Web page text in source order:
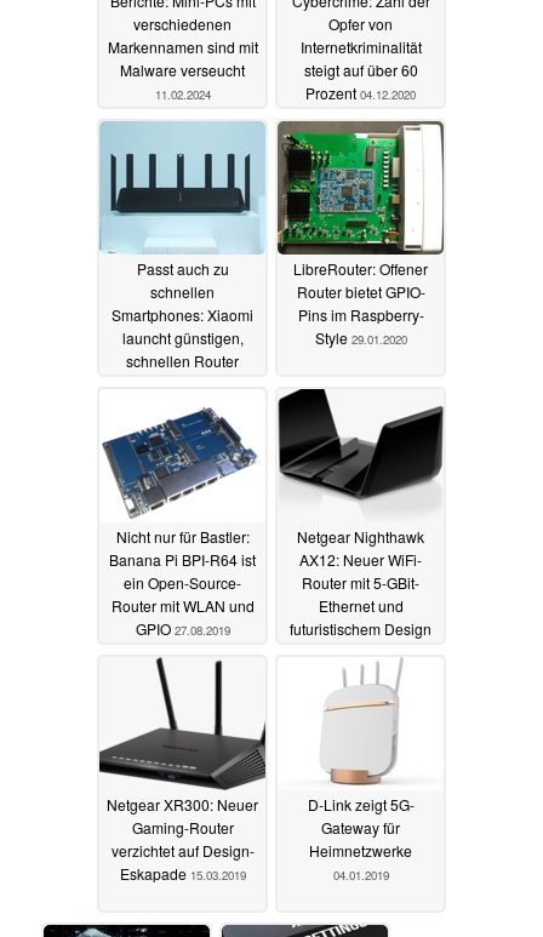
verschiedenen
Markennamen sind mit
Malware verseucht
11.02.2024
Opfer von
Internetkriminalität
steigt auf über 60
Prozent 04.12.2020
Passt auch zu
schnellen
Smartphones: Xiaomi
launcht günstigen,
schnellen Router
LibreRouter: Offener
Router bietet GPIO-
Pins im Raspberry-
Style 29.01.2020
Nicht nur für Bastler:
Banana Pi BPI-R64 ist
ein Open-Source-
Router mit WLAN und
GPIO 27.08.2019
Netgear Nighthawk
AX12: Neuer WiFi-
Router mit 5-GBit-
Ethernet und
futuristischem Design
21.03.2019
Netgear XR300: Neuer
Gaming-Router
verzichtet auf Design-
Eskapade 15.03.2019
D-Link zeigt 5G-
Gateway für
Heimnetzwerke
04.01.2019